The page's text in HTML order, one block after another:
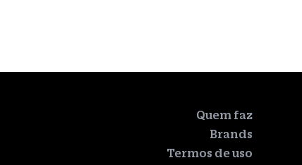
Quem faz
Brands
Termos de uso